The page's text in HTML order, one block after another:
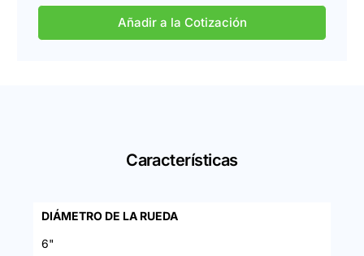
Añadir a la Cotización
Características
DIÁMETRO DE LA RUEDA
6"